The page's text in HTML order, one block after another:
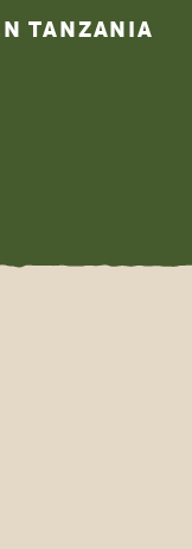
TANZANIA